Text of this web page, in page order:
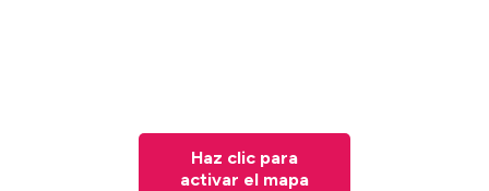
Haz clic para
activar el mapa